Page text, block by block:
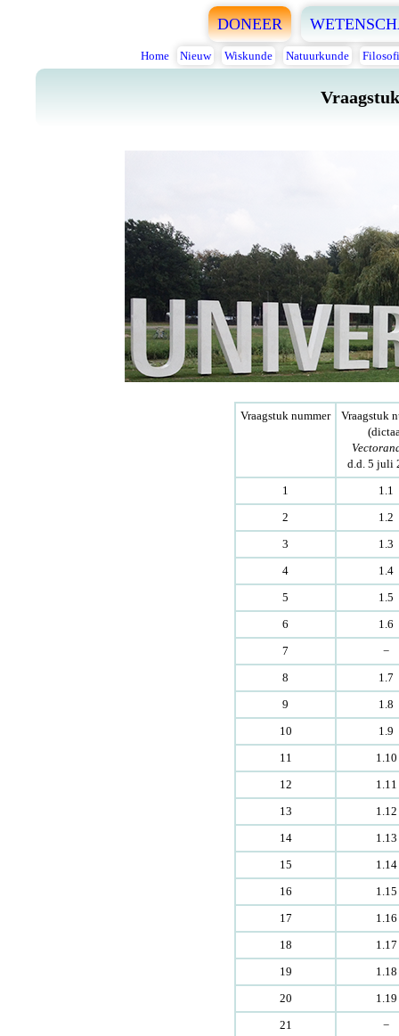
DONEER
Home Nieuw Wiskunde Natuurkunde
Vraagstuk nummer
Vraagstuk
d.d. 5 juli
1
1.1
2
1.2
3
1.3
4
1.4
5
1.5
6
1.6
7
−
8
1.7
9
1.8
10
1.9
11
1.10
12
1.11
13
1.12
14
1.13
15
1.14
16
1.15
17
1.16
18
1.17
19
1.18
20
1.19
21
−